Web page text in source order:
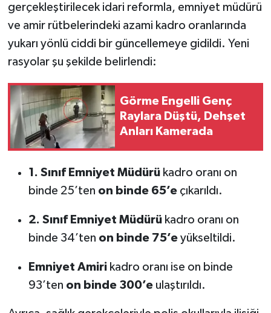
gerçekleştirilecek idari reformla, emniyet müdürü
ve amir rütbelerindeki azami kadro oranlarında
yukarı yönlü ciddi bir güncellemeye gidildi. Yeni
rasyolar şu şekilde belirlendi:
Görme Engelli Genç
Raylara Düştü, Dehşet
Anları Kamerada
1. Sınıf Emniyet Müdürükadro oranı on
binde 25’ten on binde 65’eçıkarıldı.
2. Sınıf Emniyet Müdürükadro oranı on
binde 34’ten on binde 75’eyükseltildi.
Emniyet Amirikadro oranı ise on binde
93’ten on binde 300’eulaştırıldı.